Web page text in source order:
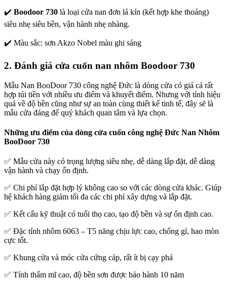
✔️ Boodoor 730 là loại cửa nan đơn lá kín (kết hợp khe thoáng)
siêu nhẹ siêu bền, vận hành nhẹ nhàng.
✔️ Màu sắc: sơn Akzo Nobel màu ghi sáng
2. Đánh giá cửa cuốn nan nhôm Boodoor 730
Mẫu Nan BooDoor 730 công nghệ Đức là dòng cửa có giá cả rất
hợp túi tiền với nhiều ưu điểm và khuyết điểm. Nhưng với tính hiệu
quả về độ bền cũng như sự an toàn cùng thiết kế tinh tế, đây sẽ là
mẫu cửa đáng để quý khách quan tâm và lựa chọn.
Những ưu điểm của dòng cửa cuốn công nghệ Đức Nan Nhôm
BooDoor 730
✅ Mẫu cửa này có trọng lượng siêu nhẹ, dễ dàng lắp đặt, dễ dàng
vận hành và chạy ổn định.
✅ Chi phí lắp đặt hợp lý không cao so với các dòng cửa khác. Giúp
hệ khách hàng giảm tối đa các chi phí xây dựng và lắp đặt.
✅ Kết cấu kỹ thuật có tuổi thọ cao, tạo độ bền và sự ổn định cao.
✅ Đặc tính nhôm 6063 – T5 năng chịu lực cao, chống gỉ, hao mòn
cực tốt.
✅ Khung cửa và móc cửa cứng cáp, rất ít bị cạy phá
✅ Tính thẩm mĩ cao, độ bền sơn được bảo hành 10 năm